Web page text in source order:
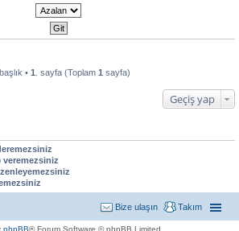
• 1 . sayfa (Toplam 1 sayfa)
Geçiş yap
veremezsiniz
Takım
Bize ulaşın
phpBB® Forum Software © phpBB Limited